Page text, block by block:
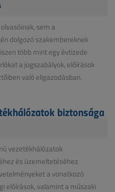
sem a
dolgozó szakembereknek
több mint egy évtizede
a jogszabályok, előírások
való eligazodásban.
biztonsága
vezetékhálózatok
és üzemeltetéséhez
a vonatkozó
előírások, valamint a műszaki